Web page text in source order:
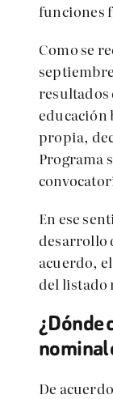
funciones
Como se
resultados
educación
propia,
Programa
En ese
desarrollo
acuerdo,
del listado
¿Dónde
nominal
De